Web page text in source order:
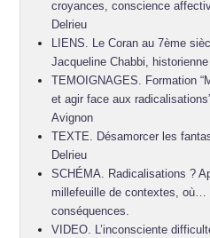
croyances, conscience
Delrieu
LIENS. Le Coran au 7ème
Jacqueline Chabbi, historienne
TEMOIGNAGES. Formation
et agir face aux
Avignon
TEXTE. Désamorcer les
Delrieu
SCHÉMA. Radicalisations ?
millefeuille de contextes,
conséquences.
VIDEO. L’inconsciente